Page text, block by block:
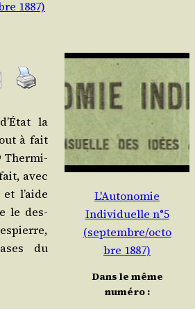
1887)
la
à fait
Ther­mi­
avec
l’aide
le des­
du
L'Autonomie
Individuelle n°5
(septembre/octo
bre 1887)
Dans le même
numéro :